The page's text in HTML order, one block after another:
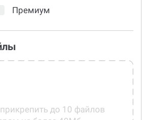
Премиум
до 10 файлов